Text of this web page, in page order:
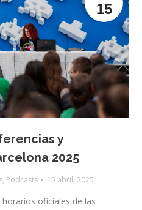
15
y
2025
, Podcasts 15 abril, 2025
oficiales de las